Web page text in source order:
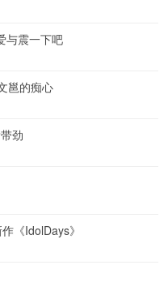
与震一下吧
邕的痴心
劲
《IdolDays》